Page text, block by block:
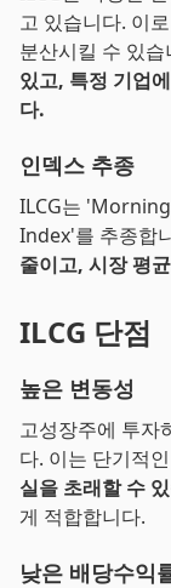
고 있습니다. 이
분산시킬 수 있습
있고, 특정 기업
다.
인덱스 추종
ILCG는
Index'를 추종합
줄이고, 시장 평
ILCG 단점
높은 변동성
고성장주에 투자
다. 이는 단기적
실을 초래할 수
게 적합합니다.
낮은 배당수익